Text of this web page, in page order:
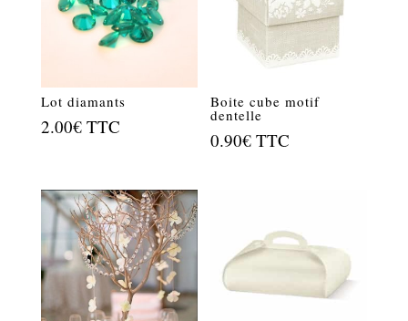
Lot diamants
2.00€ TTC
Boite cube motif
dentelle
0.90€ TTC